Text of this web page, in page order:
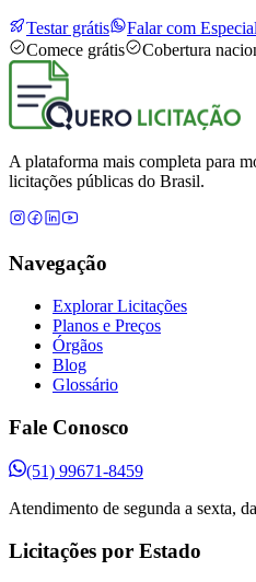
Testar grátis
Falar com
Comece grátis
Cobertura
A plataforma mais completa para
licitações públicas do Brasil.
Navegação
Explorar Licitações
Planos e Preços
Órgãos
Blog
Glossário
Fale Conosco
(51) 99671-8459
Atendimento de segunda a sexta,
Licitações por Estado